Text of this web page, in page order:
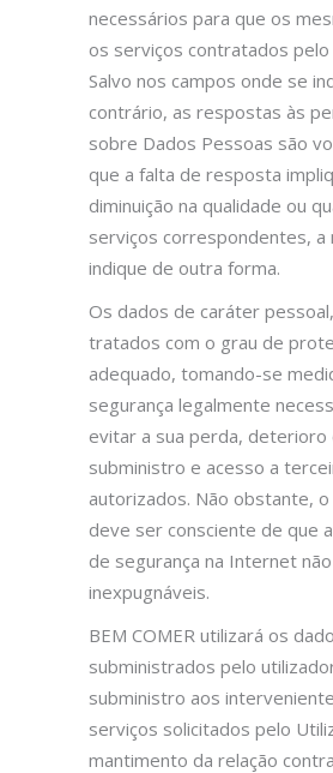
necessários para que os
os serviços contratados pelo
Salvo nos campos onde se
contrário, as respostas às
sobre Dados Pessoas são
que a falta de resposta
diminuição na qualidade ou
serviços correspondentes, a
indique de outra forma.
Os dados de caráter
tratados com o grau de
adequado, tomando-se
segurança legalmente
evitar a sua perda, deterioro
subministro e acesso a
autorizados. Não obstante,
deve ser consciente de que
de segurança na Internet
inexpugnáveis.
BEM COMER utilizará os
subministrados pelo
subministro aos
serviços solicitados pelo
mantimento da relação